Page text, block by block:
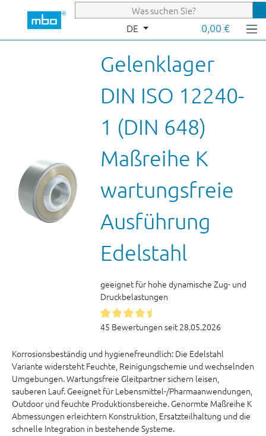
Zum Hauptinhalt springen
DE 0,00 €
Gelenklager
DIN ISO 12240-
1 (DIN 648)
Maßreihe K
wartungsfreie
Ausführung
Edelstahl
geeignet für hohe dynamische Zug- und
Druckbelastungen
45 Bewertungen seit 28.05.2026
Korrosionsbeständig und hygienefreundlich: Die Edelstahl
Variante widersteht Feuchte, Reinigungschemie und wechselnden
Umgebungen. Wartungsfreie Gleitpartner sichern leisen,
sauberen Lauf. Geeignet für Lebensmittel-/Pharmaanwendungen,
Outdoor und feuchte Produktionsbereiche. Genormte Maßreihe K
Abmessungen erleichtern Konstruktion, Ersatzteilhaltung und die
schnelle Integration in bestehende Systeme.